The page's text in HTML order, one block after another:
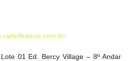
01 Ed. Bercy Village – 8º Andar